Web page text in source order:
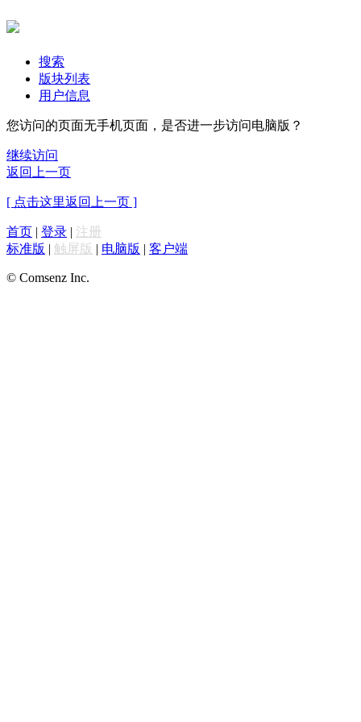
搜索
版块列表
用户信息
您访问的页面无手机页面，是否进一步访问电脑版？
继续访问
返回上一页
[ 点击这里返回上一页 ]
首页 | 登录 | 注册
标准版 | 触屏版 | 电脑版 | 客户端
© Comsenz Inc.